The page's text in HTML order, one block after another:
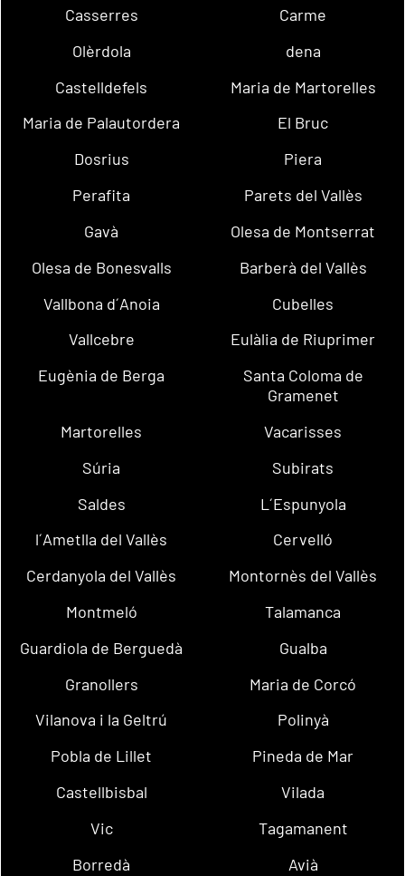
Casserres
Carme
Olèrdola
dena
Castelldefels
Maria de Martorelles
Maria de Palautordera
El Bruc
Dosrius
Piera
Perafita
Parets del Vallès
Gavà
Olesa de Montserrat
Olesa de Bonesvalls
Barberà del Vallès
Vallbona d´Anoia
Cubelles
Vallcebre
Eulàlia de Riuprimer
Eugènia de Berga
Santa Coloma de
Gramenet
Martorelles
Vacarisses
Súria
Subirats
Saldes
L´Espunyola
l´Ametlla del Vallès
Cervelló
Cerdanyola del Vallès
Montornès del Vallès
Montmeló
Talamanca
Guardiola de Berguedà
Gualba
Granollers
Maria de Corcó
Vilanova i la Geltrú
Polinyà
Pobla de Lillet
Pineda de Mar
Castellbisbal
Vilada
Vic
Tagamanent
Borredà
Avià